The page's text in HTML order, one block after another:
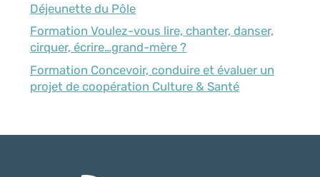
Déjeunette du Pôle
Formation Voulez-vous lire, chanter, danser,
cirquer, écrire…grand-mère ?
Formation Concevoir, conduire et évaluer un
projet de coopération Culture & Santé